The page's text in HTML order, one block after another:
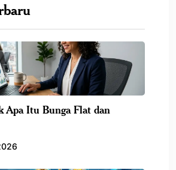
Apa Itu Bunga Flat dan